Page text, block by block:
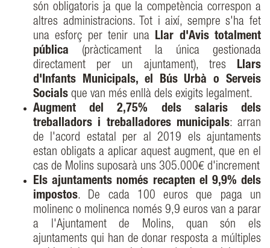
són obligatoris ja que la competència correspon a
altres administracions. Tot i així, sempre s'ha fet
una esforç per tenir una Llar d'Avis totalment
pública (pràcticament la única gestionada
directament per un ajuntament), tres Llars
d'Infants Municipals, el Bús Urbà o Serveis
Socials que van més enllà dels exigits legalment.
Augment del 2,75% dels salaris dels
treballadors i treballadores municipals: arran
de l'acord estatal per al 2019 els ajuntaments
estan obligats a aplicar aquest augment, que en el
cas de Molins suposarà uns 305.000€ d'increment
Els ajuntaments només recapten el 9,9% dels
impostos. De cada 100 euros que paga un
molinenc o molinenca només 9,9 euros van a parar
a l'Ajuntament de Molins, quan són els
ajuntaments qui han de donar resposta a múltiples